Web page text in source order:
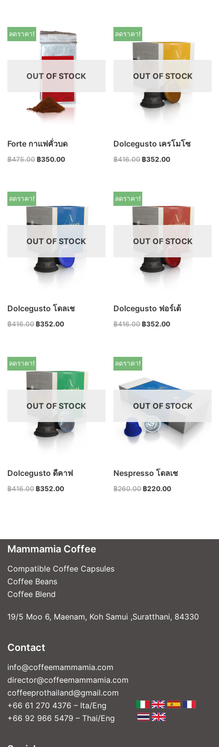
OUT OF STOCK
ลดราคา!
Forte กาแฟคั่วบด
฿475.00฿350.00
OUT OF STOCK
ลดราคา!
Dolcegusto เครโมโซ
฿416.00฿352.00
OUT OF STOCK
ลดราคา!
Dolcegusto โดลเช
฿416.00฿352.00
OUT OF STOCK
ลดราคา!
Dolcegusto ฟอร์เต้
฿416.00฿352.00
OUT OF STOCK
ลดราคา!
Dolcegusto ดีคาฟ
฿416.00฿352.00
OUT OF STOCK
ลดราคา!
Nespresso โดลเช
฿260.00฿220.00
Mammamia Coffee
Compatible Coffee Capsules
Coffee Beans
Coffee Blend
19/5 Moo 6, Maenam, Koh Samui ,Suratthani, 84330
Contact
info@coffeemammamia.com
director@coffeemammamia.com
coffeeprothailand@gmail.com
+66 61 270 4376 – Ita/Eng
+66 92 966 5479 – Thai/Eng